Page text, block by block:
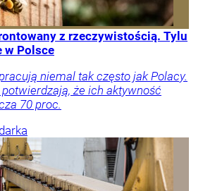
z rzeczywistością. Tylu
w Polsce
niemal tak często jak Polacy.
potwierdzają, że ich aktywność
70 proc.